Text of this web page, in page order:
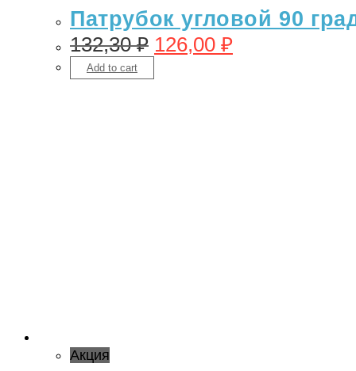
Патрубок угловой 90
132,30₽ 126,00 ₽
Add to cart
Акция